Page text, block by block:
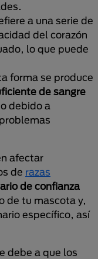
a una serie de
del corazón
lo que puede
forma se produce
de sangre
debido a
afectar
de razas
de confianza
de tu mascota y,
específico, así
debe a que los